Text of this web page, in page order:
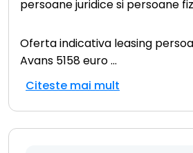
persoane juridice si persoane
Oferta indicativa leasing
Avans 5158 euro...
Citeste mai mult